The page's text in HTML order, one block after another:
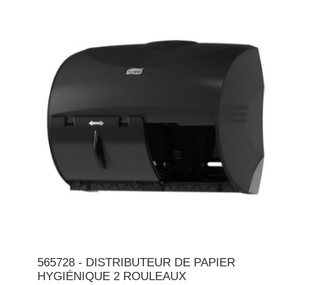
565728 - DISTRIBUTEUR DE PAPIER
HYGIÉNIQUE 2 ROULEAUX